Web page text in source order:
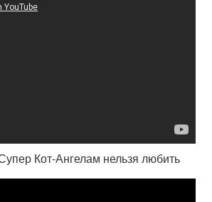
Кот-Ангелам нельзя любить